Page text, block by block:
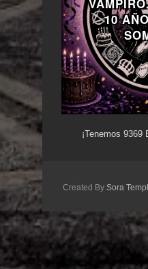
10
¡Tenemos 9369
Created By Sora